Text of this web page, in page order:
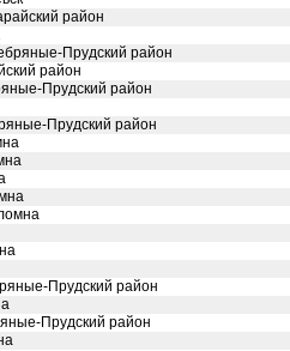
район
Прудский район
район
Прудский район
Прудский район
Прудский район
Прудский район